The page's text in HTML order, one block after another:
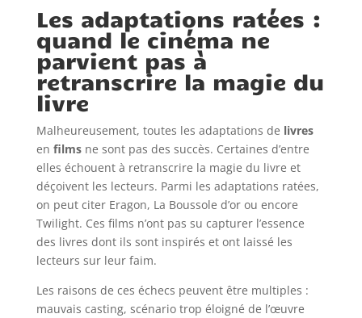
Les adaptations ratées :
quand le cinéma ne
parvient pas à
retranscrire la magie du
livre
Malheureusement, toutes les adaptations de livres
en filmsne sont pas des succès. Certaines d’entre
elles échouent à retranscrire la magie du livre et
déçoivent les lecteurs. Parmi les adaptations ratées,
on peut citer Eragon, La Boussole d’or ou encore
Twilight. Ces films n’ont pas su capturer l’essence
des livres dont ils sont inspirés et ont laissé les
lecteurs sur leur faim.
Les raisons de ces échecs peuvent être multiples :
mauvais casting, scénario trop éloigné de l’œuvre